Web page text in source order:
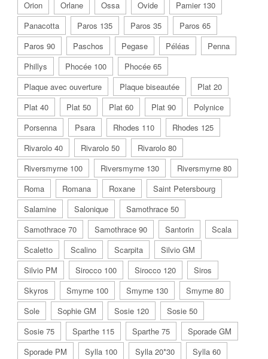
Orion
Orlane Ossa Ovide
Pamier 130
Panacotta
Paros 135 Paros 35
Paros 65
Paros 90
Paschos Pegase Péléas
Penna
Phillys
Phocée 100
Phocée 65
Plaque avec ouverture
Plaque biseautée
Plat 20
Plat 40
Plat 50 Plat 60 Plat 90
Polynice
Porsenna
Psara Rhodes 110
Rhodes 125
Rivarolo 40
Rivarolo 50
Rivarolo 80
Riversmyrne 100
Riversmyrne 130
Riversmyrne 80
Roma
Romana Roxane
Saint Petersbourg
Salamine
Salonique
Samothrace 50
Samothrace 70
Samothrace 90 Santorin
Scala
Scaletto
Scalino Scarpita
Silvio GM
Silvio PM
Sirocco 100 Sirocco 120
Siros
Skyros
Smyrne 100 Smyrne 130
Smyrne 80
Sole
Sophie GM Sosie 120
Sosie 50
Sosie 75
Sparthe 115 Sparthe 75
Sporade GM
Sporade PM
Sylla 100 Sylla 20*30
Sylla 60